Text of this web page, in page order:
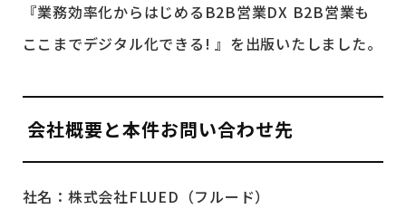
『業務効率化からはじめるB2B営業DX B2B営業も
ここまでデジタル化できる! 』を出版いたしました。
会社概要と本件お問い合わせ先
社名：株式会社FLUED（フルード）